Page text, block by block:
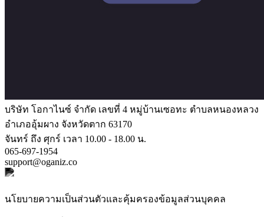
บริษัท โอกาไนซ์ จำกัด เลขที่ 4 หมู่บ้านเซอทะ ตำบลหนองหลวง
อำเภออุ้มผาง จังหวัดตาก 63170
จันทร์ ถึง ศุกร์ เวลา 10.00 - 18.00 น.
065-697-1954
support@oganiz.co
นโยบายความเป็นส่วนตัวและคุ้มครองข้อมูลส่วนบุคคล